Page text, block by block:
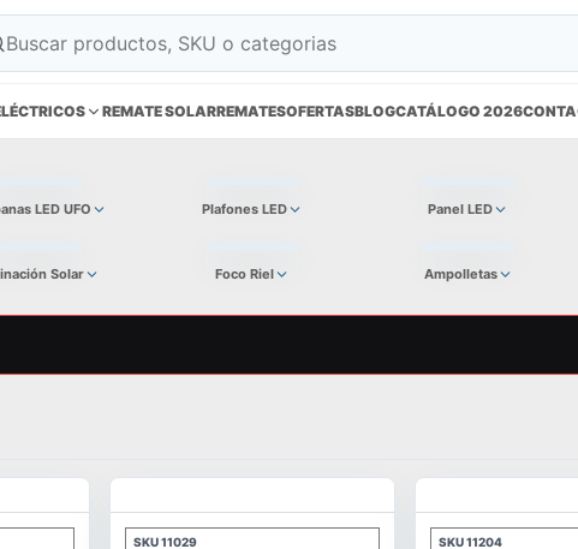
REMATE SOLARREMATESOFERTASBLOGCATÁLOGO 2026
LED UFO Plafones LED Panel LED
Solar Foco Riel Ampolletas
SKU11029 SKU11204